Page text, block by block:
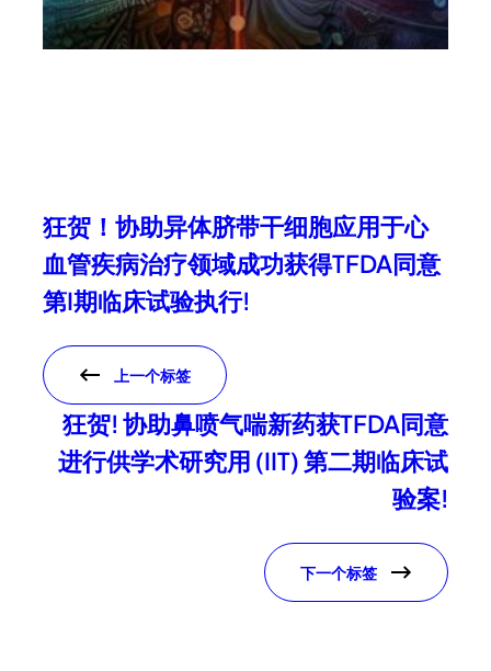
狂贺！协助异体脐带干细胞应用于心
血管疾病治疗领域成功获得TFDA同意
第I期临床试验执行!
上一个标签
狂贺! 协助鼻喷气喘新药获TFDA同意
进行供学术研究用 (IIT) 第二期临床试
验案!
下一个标签